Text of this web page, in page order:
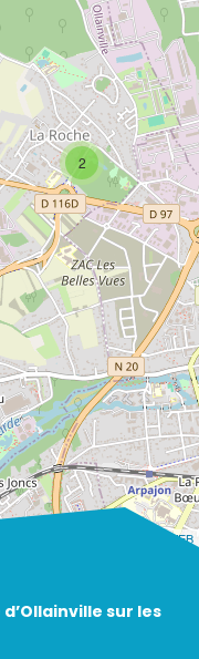
des
conseil
arrêtés)
2
A3 WEB
sur les